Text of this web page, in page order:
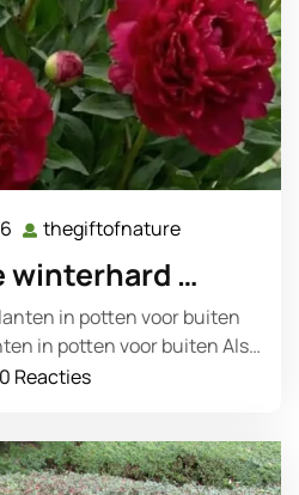
03
april
2026
thegiftofnature
winterhard …
in potten voor buiten
in potten voor buiten Als…
0 Reacties